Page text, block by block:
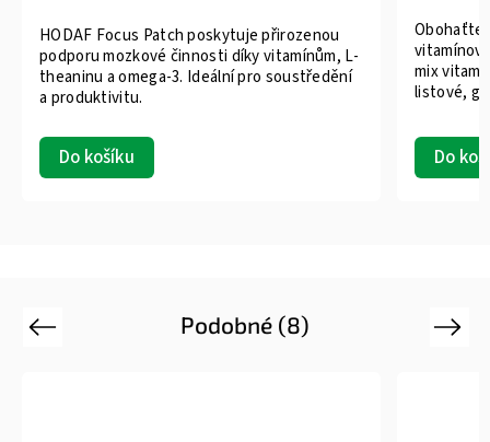
Do košíku
HODAF Focus Patch poskytuje přirozenou
podporu mozkové činnosti díky vitamínům, L-
theaninu a omega-3. Ideální pro soustředění
a produktivitu.
Do
Obohaťte
mix
listové,
Podobné (8)
Previous Next